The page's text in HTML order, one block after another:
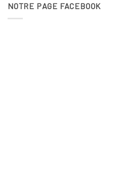
NOTRE PAGE FACEBOOK